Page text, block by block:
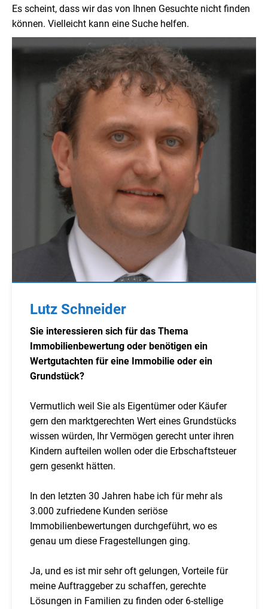
Es scheint, dass wir das von Ihnen Gesuchte nicht finden
können. Vielleicht kann eine Suche helfen.
Lutz Schneider
Sie interessieren sich für das Thema
Immobilienbewertung oder benötigen ein
Wertgutachten für eine Immobilie oder ein
Grundstück?
Vermutlich weil Sie als Eigentümer oder Käufer
gern den marktgerechten Wert eines Grundstücks
wissen würden, Ihr Vermögen gerecht unter ihren
Kindern aufteilen wollen oder die Erbschaftsteuer
gern gesenkt hätten.
In den letzten 30 Jahren habe ich für mehr als
3.000 zufriedene Kunden seriöse
Immobilienbewertungen durchgeführt, wo es
genau um diese Fragestellungen ging.
Ja, und es ist mir sehr oft gelungen, Vorteile für
meine Auftraggeber zu schaffen, gerechte
Lösungen in Familien zu finden oder 6-stellige